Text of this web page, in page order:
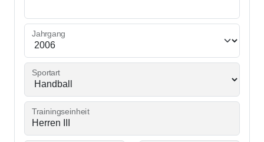
Jahrgang
Sportart
Trainingseinheit